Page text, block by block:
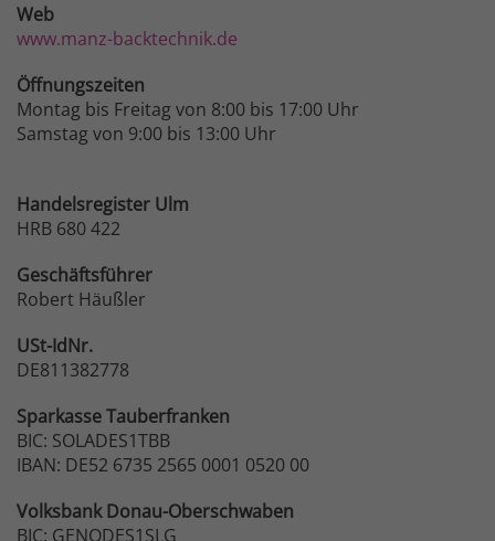
Web
www.manz-backtechnik.de
Öffnungszeiten
Montag bis Freitag von 8:00 bis 17:00 Uhr
Samstag von 9:00 bis 13:00 Uhr
Handelsregister Ulm
HRB 680 422
Geschäftsführer
Robert Häußler
USt-IdNr.
DE811382778
SparkasseTauberfranken
BIC: SOLADES1TBB
IBAN: DE52 6735 2565 0001 0520 00
VolksbankDonau-Oberschwaben
BIC: GENODES1SLG